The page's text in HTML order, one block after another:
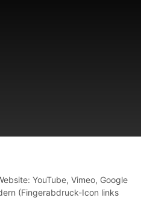
YouTube, Vimeo, Google
(Fingerabdruck-Icon links